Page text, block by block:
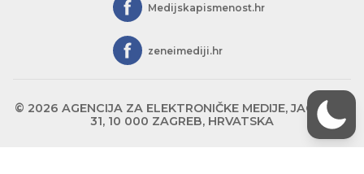
Medijskapismenost.hr
zeneimediji.hr
© 2026 AGENCIJA ZA ELEKTRONIČKE MEDIJE, JAGIĆEVA
31, 10 000 ZAGREB, HRVATSKA